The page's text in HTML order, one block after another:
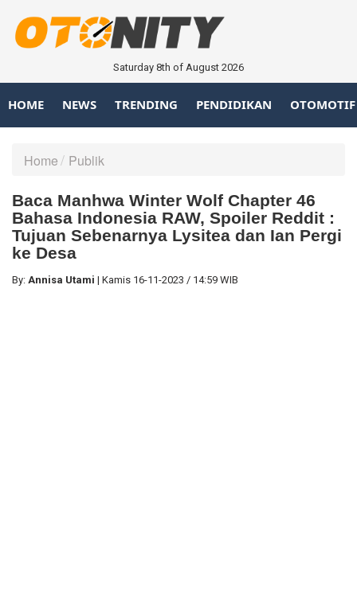
Saturday 8th of August 2026
HOME NEWS TRENDING PENDIDIKAN OTOMOTIF
Home Publik
Baca Manhwa Winter Wolf Chapter 46
Bahasa Indonesia RAW, Spoiler Reddit :
Tujuan Sebenarnya Lysitea dan Ian Pergi
ke Desa
By: Annisa Utami | Kamis 16-11-2023 / 14:59 WIB